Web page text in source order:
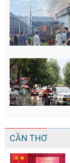
CẦN THƠ